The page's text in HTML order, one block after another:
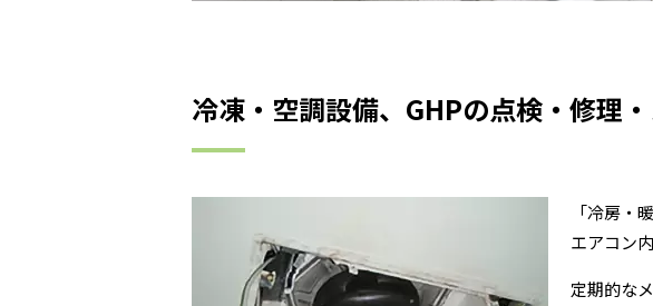
冷凍・空調設備、GHPの点検・修理
「冷房・
エアコン
定期的な